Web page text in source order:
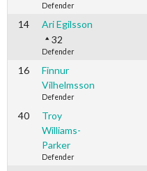
Defender
14
Ari Egilsson
32
Defender
16
Finnur
Vilhelmsson
Defender
40
Troy
Williams-
Parker
Defender